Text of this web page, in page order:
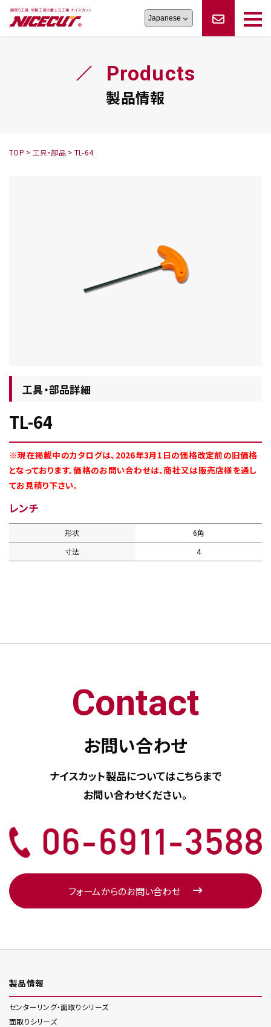
旋盤工具シリーズ
シリーズ
オーダー品依頼
フェイス・ショルダーシリーズかんたんオーダー
トラブルシューティング
ロックピンの逆ジメに注意
Products
製品情報
TOP > 工具・部品 > TL-64
工具・部品詳細
TL-64
※現在掲載中のカタログは、2026年3月1日の価格改定前の旧価格
となっております。価格のお問い合わせは、商社又は販売店様を通し
てお見積り下さい。
レンチ
形状
6角
寸法
4
Contact
お問い合わせ
ナイスカット製品についてはこちらまで
お問い合わせください。
フォームからのお問い合わせ
製品情報
センターリング・面取りシリーズ
面取りシリーズ